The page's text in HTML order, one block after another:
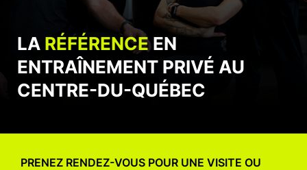
LA RÉFÉRENCEEN
ENTRAÎNEMENT PRIVÉ AU
CENTRE-DU-QUÉBEC
PRENEZ RENDEZ-VOUS POUR UNE VISITE OU